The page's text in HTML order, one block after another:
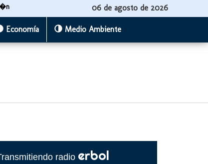
06 de agosto de 2026
Economía Medio Ambiente
radio erbol